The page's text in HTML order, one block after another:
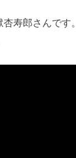
寿郎さんです。